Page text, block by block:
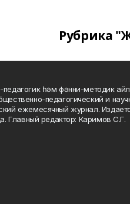
Рубрика
һәм фәнни-методик
педагогический и
ежемесячный журнал.
Главный редактор: Каримов С.Г.